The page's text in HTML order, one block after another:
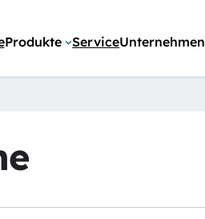
Produkte ServiceUnternehmen